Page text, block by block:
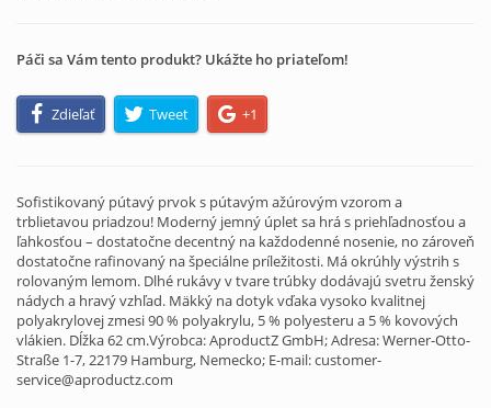
Páči sa Vám tento produkt? Ukážte ho priateľom!
Zdieľať Tweet +1
Sofistikovaný pútavý prvok s pútavým ažúrovým vzorom a
trblietavou priadzou! Moderný jemný úplet sa hrá s priehľadnosťou a
ľahkosťou – dostatočne decentný na každodenné nosenie, no zároveň
dostatočne rafinovaný na špeciálne príležitosti. Má okrúhly výstrih s
rolovaným lemom. Dlhé rukávy v tvare trúbky dodávajú svetru ženský
nádych a hravý vzhľad. Mäkký na dotyk vďaka vysoko kvalitnej
polyakrylovej zmesi 90 % polyakrylu, 5 % polyesteru a 5 % kovových
vlákien. Dĺžka 62 cm.Výrobca: AproductZ GmbH; Adresa: Werner-Otto-
Straße 1-7, 22179 Hamburg, Nemecko; E-mail: customer-
service@aproductz.com